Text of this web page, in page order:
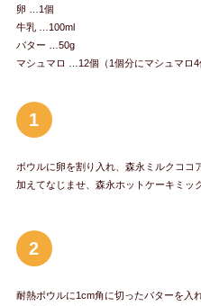
卵 …1個
牛乳 …100ml
バター …50g
マシュマロ …12個（1個分にマシュマロ4
1
ボウルに卵を割り入れ、森永ミルクココ
加えてなじませ、森永ホットケーキミッ
2
耐熱ボウルに1cm角に切ったバターを入